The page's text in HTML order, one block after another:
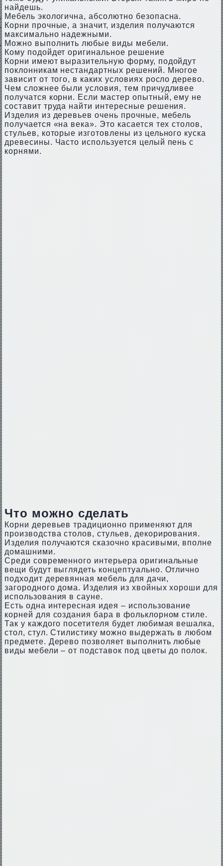
найдешь.
Мебель экологична, абсолютно безопасна.
Корни прочные, а значит, изделия получаются
максимально надежными.
Можно выполнить любые виды мебели.
Кому подойдет оригинальное решение
Корни имеют выразительную форму, подойдут
поклонникам нестандартных решений. Многое
зависит от того, в каких условиях росло дерево.
Чем сложнее были условия, тем причудливее
получатся корни. Если мастер опытный, ему не
составит труда найти интересные решения.
Изделия из деревьев очень прочные, мебель
получается «на века». Это касается тех столов,
стульев, которые изготовлены из цельного куска
древесины. Часто используется целый пень с
корнями.
Что можно сделать
Корни деревьев традиционно применяют для
производства столов, стульев, декорирования.
Изделия получаются сказочно красивыми, вполне
домашними.
Среди современного интерьера оригинальные
вещи будут выглядеть концептуально. Отлично
подходит деревянная мебель для дачи,
загородного дома. Изделия из хвойных хороши для
использования в сауне.
Есть одна интересная идея – использование
корней для создания бара в фольклорном стиле.
Так у каждого посетителя будет любимая вешалка,
стол, стул. Стилистику можно выдержать в любом
предмете. Дерево позволяет выполнить любые
виды мебели – от подставок под цветы до полок.